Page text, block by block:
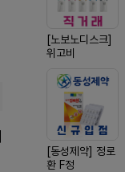
[노보노디스크]
위고비
[동성제약] 정로
환 F정